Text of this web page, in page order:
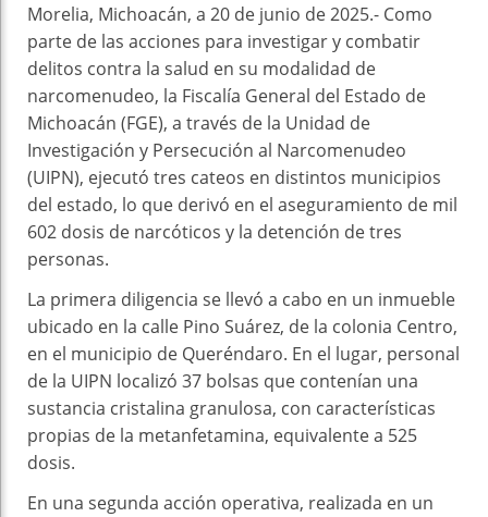
Morelia, Michoacán, a 20 de junio de 2025.- Como
parte de las acciones para investigar y combatir
delitos contra la salud en su modalidad de
narcomenudeo, la Fiscalía General del Estado de
Michoacán (FGE), a través de la Unidad de
Investigación y Persecución al Narcomenudeo
(UIPN), ejecutó tres cateos en distintos municipios
del estado, lo que derivó en el aseguramiento de mil
602 dosis de narcóticos y la detención de tres
personas.
La primera diligencia se llevó a cabo en un inmueble
ubicado en la calle Pino Suárez, de la colonia Centro,
en el municipio de Queréndaro. En el lugar, personal
de la UIPN localizó 37 bolsas que contenían una
sustancia cristalina granulosa, con características
propias de la metanfetamina, equivalente a 525
dosis.
En una segunda acción operativa, realizada en un